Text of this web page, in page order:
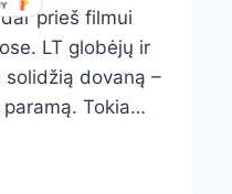
prieš filmui
LT globėjų ir
dovaną –
Tokia…